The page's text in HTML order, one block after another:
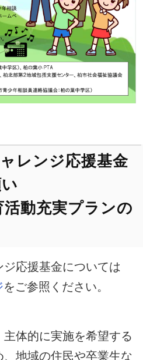
レンジ応援基金
動充実プランの
応援基金については
をご参照ください。
主体的に実施を希望する
地域の住民や卒業生な